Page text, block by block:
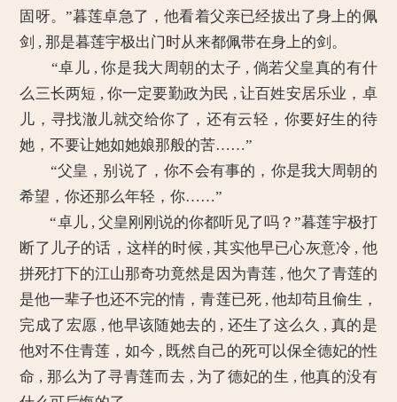
固呀。”暮莲卓急了，他看着父亲已经拔出了身上的佩
剑 , 那是暮莲宇极出门时从来都佩带在身上的剑。
“卓儿 , 你是我大周朝的太子 , 倘若父皇真的有什
么三长两短 , 你一定要勤政为民 , 让百姓安居乐业，卓
儿，寻找澈儿就交给你了，还有云轻，你要好生的待
她，不要让她如她娘那般的苦……”
“父皇，别说了，你不会有事的，你是我大周朝的
希望，你还那么年轻，你……”
“卓儿 , 父皇刚刚说的你都听见了吗？”暮莲宇极打
断了儿子的话，这样的时候 , 其实他早已心灰意冷 , 他
拼死打下的江山那奇功竟然是因为青莲 , 他欠了青莲的
是他一辈子也还不完的情，青莲已死 , 他却苟且偷生，
完成了宏愿 , 他早该随她去的 , 还生了这么久 , 真的是
他对不住青莲，如今 , 既然自己的死可以保全德妃的性
命 , 那么为了寻青莲而去 , 为了德妃的生 , 他真的没有